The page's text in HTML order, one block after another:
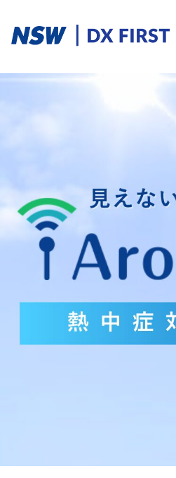
ソリューションを探す
ソリューション一覧
課題からさがす
技術継承遠隔支援 設備点検・監